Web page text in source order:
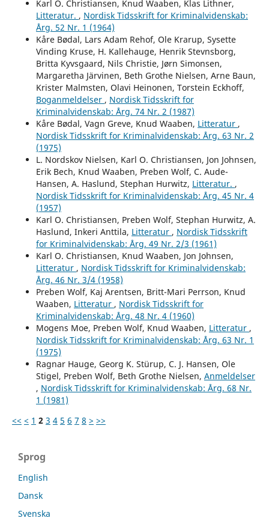
Karl O. Christiansen, Knud Waaben, Klas Lithner,
Litteratur. , Nordisk Tidsskrift for Kriminalvidenskab:
Årg. 52 Nr. 1 (1964)
Kåre Bødal, Lars Adam Rehof, Ole Krarup, Sysette
Vinding Kruse, H. Kallehauge, Henrik Stevnsborg,
Britta Kyvsgaard, Nils Christie, Jørn Simonsen,
Margaretha Järvinen, Beth Grothe Nielsen, Arne Baun,
Krister Malmsten, Olavi Heinonen, Torstein Eckhoff,
Boganmeldelser , Nordisk Tidsskrift for
Kriminalvidenskab: Årg. 74 Nr. 2 (1987)
Kåre Bødal, Vagn Greve, Knud Waaben, Litteratur ,
Nordisk Tidsskrift for Kriminalvidenskab: Årg. 63 Nr. 2
(1975)
L. Nordskov Nielsen, Karl O. Christiansen, Jon Johnsen,
Erik Bech, Knud Waaben, Preben Wolf, C. Aude-
Hansen, A. Haslund, Stephan Hurwitz, Litteratur. ,
Nordisk Tidsskrift for Kriminalvidenskab: Årg. 45 Nr. 4
(1957)
Karl O. Christiansen, Preben Wolf, Stephan Hurwitz, A.
Haslund, Inkeri Anttila, Litteratur , Nordisk Tidsskrift
for Kriminalvidenskab: Årg. 49 Nr. 2/3 (1961)
Karl O. Christiansen, Knud Waaben, Jon Johnsen,
Litteratur , Nordisk Tidsskrift for Kriminalvidenskab:
Årg. 46 Nr. 3/4 (1958)
Preben Wolf, Kaj Arentsen, Britt-Mari Perrson, Knud
Waaben, Litteratur , Nordisk Tidsskrift for
Kriminalvidenskab: Årg. 48 Nr. 4 (1960)
Mogens Moe, Preben Wolf, Knud Waaben, Litteratur ,
Nordisk Tidsskrift for Kriminalvidenskab: Årg. 63 Nr. 1
(1975)
Ragnar Hauge, Georg K. Stürup, C. J. Hansen, Ole
Stigel, Preben Wolf, Beth Grothe Nielsen, Anmeldelser
, Nordisk Tidsskrift for Kriminalvidenskab: Årg. 68 Nr.
1 (1981)
<< < 1 2 3 4 5 6 7 8 > >>
Sprog
English
Dansk
Svenska